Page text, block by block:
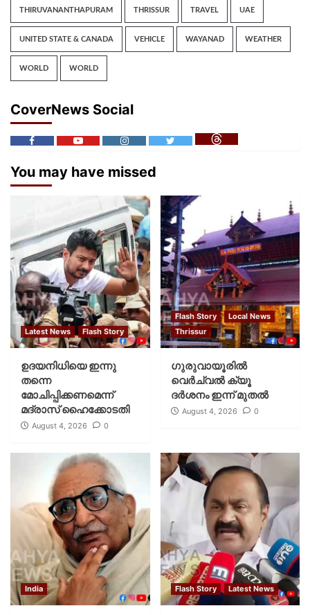
THIRUVANANTHAPURAM THRISSUR TRAVEL UAE
UNITED STATE & CANADA VEHICLE WAYANAD WEATHER
WORLD WORLD
CoverNews Social
You may have missed
Latest News Flash Story
ഉദയനിധിയെ ഇന്നു
തന്നെ
മോചിപ്പിക്കണമെന്ന്
മദ്രാസ് ഹൈക്കോടതി
August 4, 2026 0
Flash Story
Local News
Thrissur
ഗുരുവായൂരില്‍
വെര്‍ച്വല്‍ ക്യൂ
ദര്‍ശനം ഇന്ന് മുതല്‍
August 4, 2026 0
India Flash Story Latest News